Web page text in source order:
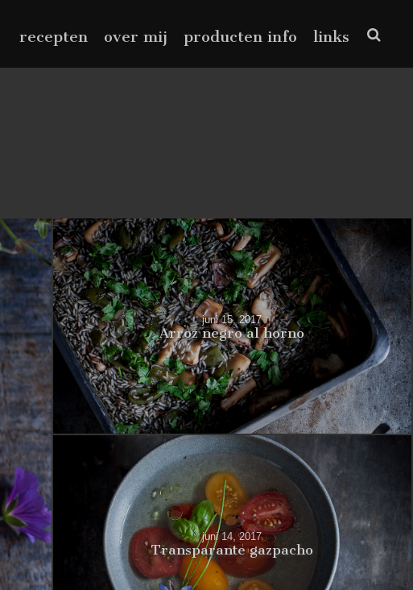
recepten over mij producten info links
juni 15, 2017
Arroz negro al horno
juni 14, 2017
Transparante gazpacho